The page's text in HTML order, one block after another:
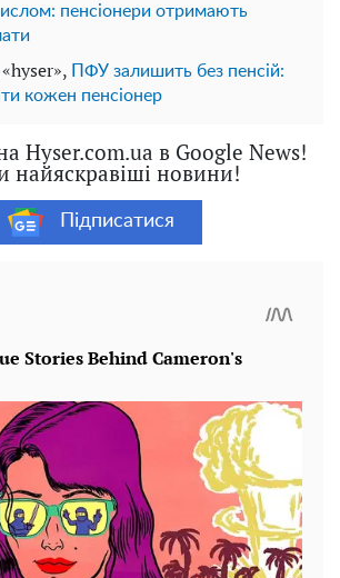
пенсіонери отримають
ПФУ залишить без пенсій:
кожен пенсіонер
Hyser.com.ua в Google News!
найяскравіші новини!
Підписатися